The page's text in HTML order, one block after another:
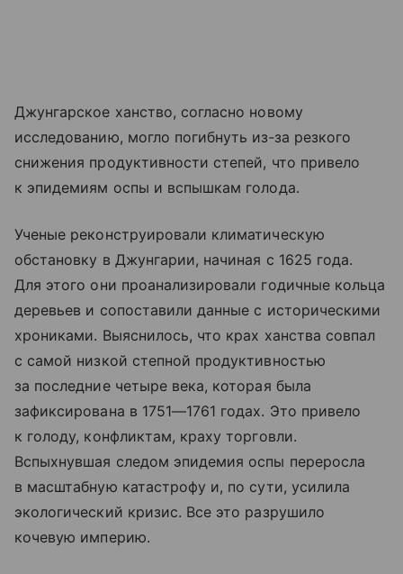
Джунгарское ханство, согласно новому
исследованию, могло погибнуть из‑за резкого
снижения продуктивности степей, что привело
к эпидемиям оспы и вспышкам голода.
Ученые реконструировали климатическую
обстановку в Джунгарии, начиная с 1625 года.
Для этого они проанализировали годичные кольца
деревьев и сопоставили данные с историческими
хрониками. Выяснилось, что крах ханства совпал
с самой низкой степной продуктивностью
за последние четыре века, которая была
зафиксирована в 1751—1761 годах. Это привело
к голоду, конфликтам, краху торговли.
Вспыхнувшая следом эпидемия оспы переросла
в масштабную катастрофу и, по сути, усилила
экологический кризис. Все это разрушило
кочевую империю.